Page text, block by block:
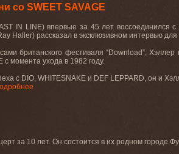
со SWEET SAVAGE
IN LINE) впервые за 45 лет воссоединился с
Haller) рассказал в эксклюзивном интервью для
британского фестиваля “Download”,
с момента ухода в 1982 году.
с DIO, WHITESNAKE и DEF LEPPARD, он и
за 10 лет. Он состоится в их родном городе